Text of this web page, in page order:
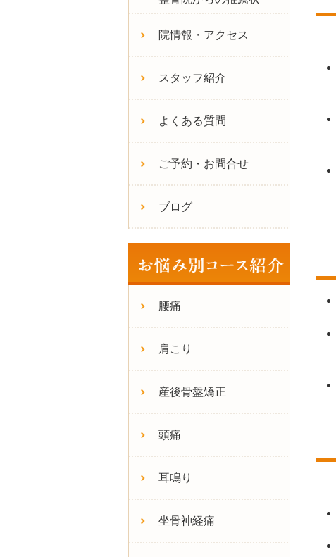
院情報・アクセス
スタッフ紹介
よくある質問
ご予約・お問合せ
ブログ
腰痛
肩こり
産後骨盤矯正
頭痛
耳鳴り
坐骨神経痛